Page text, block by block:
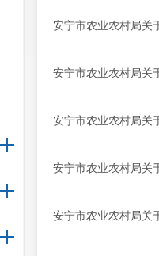
安宁市农业农村局关
安宁市农业农村局关
安宁市农业农村局关
安宁市农业农村局关
安宁市农业农村局关